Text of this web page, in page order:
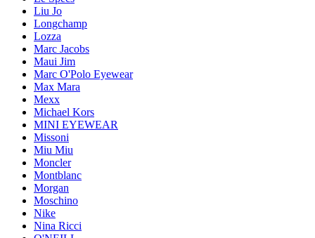
Liu Jo
Longchamp
Lozza
Marc Jacobs
Maui Jim
Marc O'Polo Eyewear
Max Mara
Mexx
Michael Kors
MINI EYEWEAR
Missoni
Miu Miu
Moncler
Montblanc
Morgan
Moschino
Nike
Nina Ricci